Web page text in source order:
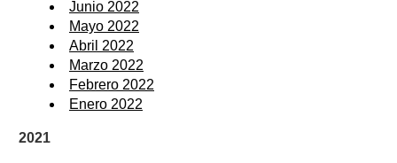
Junio 2022
Mayo 2022
Abril 2022
Marzo 2022
Febrero 2022
Enero 2022
2021